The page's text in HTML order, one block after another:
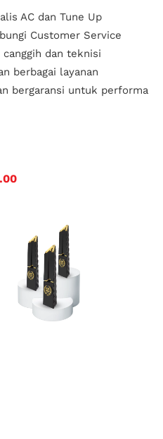
AC dan Tune Up
Customer Service
canggih dan teknisi
berbagai layanan
bergaransi untuk performa